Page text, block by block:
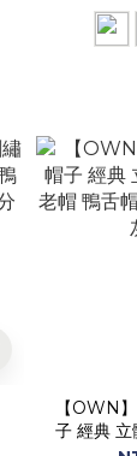
【OWN
子 經典 立